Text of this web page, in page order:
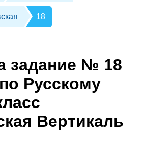
18
задание № 18
Русскому
Вертикаль